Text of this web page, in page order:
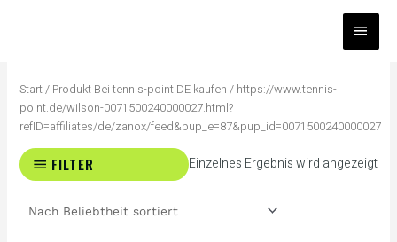
Start/ Produkt Bei tennis-point DE kaufen / https://www.tennis-
point.de/wilson-0071500240000027.html?
refID=affiliates/de/zanox/feed&pup_e=87&pup_id=0071500240000027
FILTER Einzelnes Ergebnis wird angezeigt